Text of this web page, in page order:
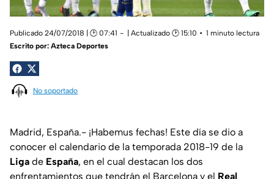
Publicado 24/07/2018 | 🕑 07:41 | Actualizado 🕑 15:10
1 minuto lectura
Escrito por: Azteca Deportes
No soportado
Madrid, España.- ¡Habemus fechas! Este día se dio a
conocer el calendario de la temporada 2018-19 de la
Liga de España, en el cual destacan los dos
enfrentamientos que tendrán el Barcelona y el Real